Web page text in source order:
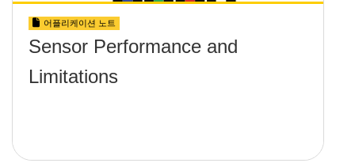
어플리케이션 노트
Sensor Performance and
Limitations